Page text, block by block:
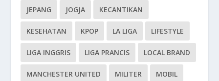
JEPANG JOGJA KECANTIKAN
KESEHATAN KPOP LA LIGA LIFESTYLE
LIGA INGGRIS LIGA PRANCIS LOCAL BRAND
MANCHESTER UNITED MILITER MOBIL